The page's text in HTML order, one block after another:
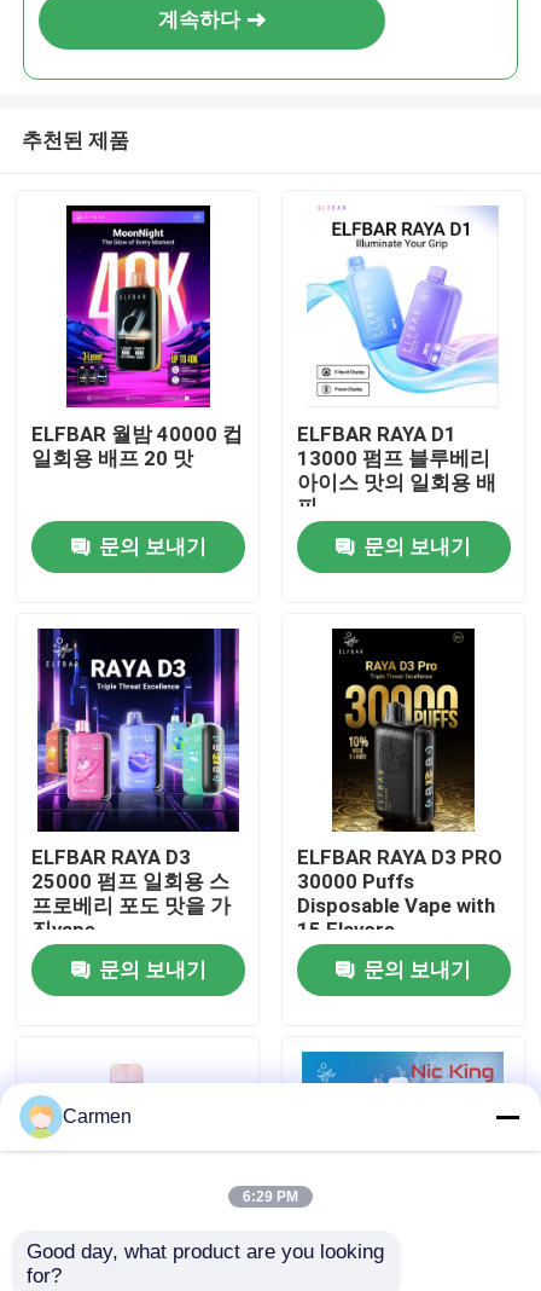
제품 소개
동영상
회사 소개
공장 투어
품질 관리
견적 요청
ELFBAR 휘발유
계속하다
추천된 제품
ELFBAR 월밤 40000 컵
일회용 배프 20 맛
문의 보내기
ELFBAR RAYA D1
13000 펌프 블루베리
아이스 맛의 일회용 배
피
문의 보내기
ELFBAR RAYA D3
25000 펌프 일회용 스
프로베리 포도 맛을 가
진vape
문의 보내기
ELFBAR RAYA D3 PRO
30000 Puffs
Disposable Vape with
15 Flavors
문의 보내기
85 X 43 X 22mm 피치
Carmen
6:29 PM
Good day, what product are you looking
for?